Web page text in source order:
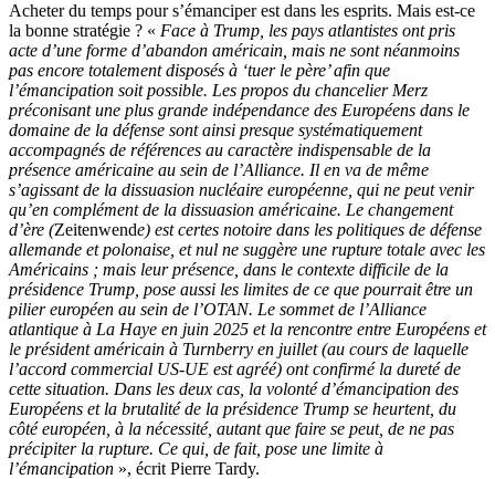
Acheter du temps pour s’émanciper est dans les esprits. Mais est-ce
la bonne stratégie ? « Face à Trump, les pays atlantistes ont pris
acte d’une forme d’abandon américain, mais ne sont néanmoins
pas encore totalement disposés à ‘tuer le père’ afin que
l’émancipation soit possible. Les propos du chancelier Merz
préconisant une plus grande indépendance des Européens dans le
domaine de la défense sont ainsi presque systématiquement
accompagnés de références au caractère indispensable de la
présence américaine au sein de l’Alliance. Il en va de même
s’agissant de la dissuasion nucléaire européenne, qui ne peut venir
qu’en complément de la dissuasion américaine. Le changement
d’ère (Zeitenwende) est certes notoire dans les politiques de défense
allemande et polonaise, et nul ne suggère une rupture totale avec les
Américains ; mais leur présence, dans le contexte difficile de la
présidence Trump, pose aussi les limites de ce que pourrait être un
pilier européen au sein de l’OTAN. Le sommet de l’Alliance
atlantique à La Haye en juin 2025 et la rencontre entre Européens et
le président américain à Turnberry en juillet (au cours de laquelle
l’accord commercial US-UE est agréé) ont confirmé la dureté de
cette situation. Dans les deux cas, la volonté d’émancipation des
Européens et la brutalité de la présidence Trump se heurtent, du
côté européen, à la nécessité, autant que faire se peut, de ne pas
précipiter la rupture. Ce qui, de fait, pose une limite à
l’émancipation », écrit Pierre Tardy.